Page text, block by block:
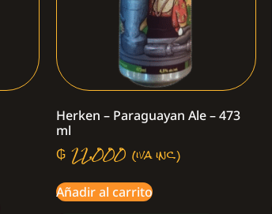
Herken – Paraguayan Ale – 473
ml
₲22.000 (iva inc.)
Añadir al carrito